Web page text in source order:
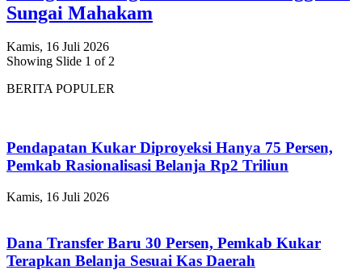
Sungai Mahakam
Kamis, 16 Juli 2026
Showing Slide 1 of 2
BERITA POPULER
Pendapatan Kukar Diproyeksi Hanya 75 Persen,
Pemkab Rasionalisasi Belanja Rp2 Triliun
Kamis, 16 Juli 2026
Dana Transfer Baru 30 Persen, Pemkab Kukar
Terapkan Belanja Sesuai Kas Daerah